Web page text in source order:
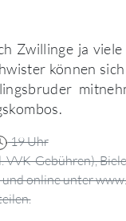
Zwillinge ja
können
19 Uhr
VVK-Gebühren),
online unter